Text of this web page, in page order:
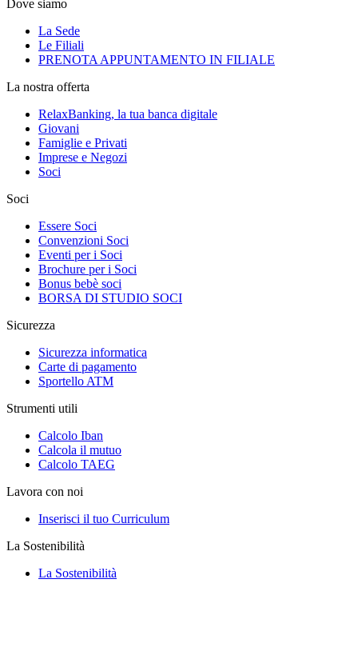
Dove siamo
La Sede
Le Filiali
PRENOTA APPUNTAMENTO IN FILIALE
La nostra offerta
RelaxBanking, la tua banca digitale
Giovani
Famiglie e Privati
Imprese e Negozi
Soci
Soci
Essere Soci
Convenzioni Soci
Eventi per i Soci
Brochure per i Soci
Bonus bebè soci
BORSA DI STUDIO SOCI
Sicurezza
Sicurezza informatica
Carte di pagamento
Sportello ATM
Strumenti utili
Calcolo Iban
Calcola il mutuo
Calcolo TAEG
Lavora con noi
Inserisci il tuo Curriculum
La Sostenibilità
La Sostenibilità